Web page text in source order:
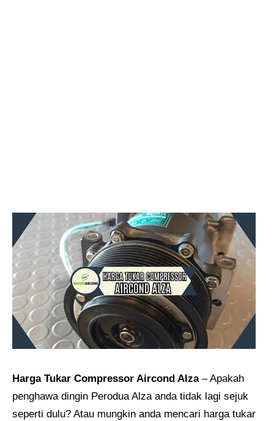
Harga Tukar Compressor Aircond Alza– Apakah
penghawa dingin Perodua Alza anda tidak lagi sejuk
seperti dulu? Atau mungkin anda mencari harga tukar